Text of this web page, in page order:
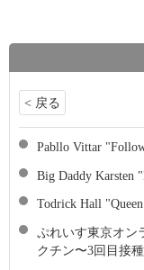
< 戻る
Pabllo Vittar
Big Daddy Karsten
Todrick Hall
ぷれいす東京オン
クチン〜3回目接